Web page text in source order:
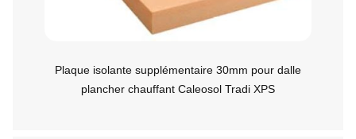
Plaque isolante supplémentaire 30mm pour dalle
plancher chauffant Caleosol Tradi XPS